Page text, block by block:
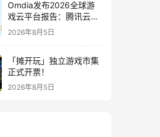
Omdia发布2026全球游
戏云平台报告：腾讯云连
续两年入选“领导者”象限
2026年8月5日
「摊开玩」独立游戏市集
正式开票！
2026年8月5日